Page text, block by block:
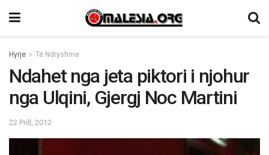
Hyrje Të Ndryshme
Ndahet nga jeta piktori i njohur
nga Ulqini, Gjergj Noc Martini
22 Prill, 2012